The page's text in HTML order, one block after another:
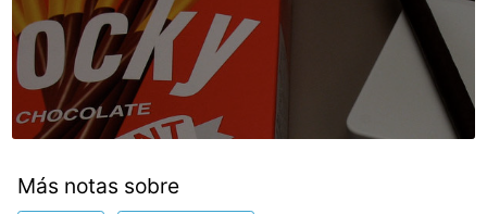
Más notas sobre